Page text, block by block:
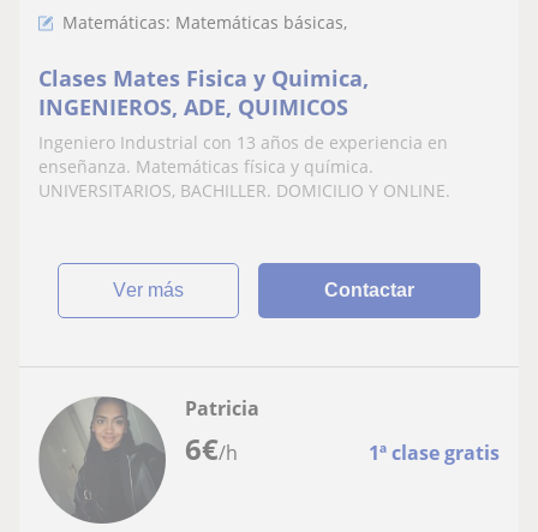
Matemáticas: Matemáticas básicas,
Clases Mates Fisica y Quimica,
INGENIEROS, ADE, QUIMICOS
Ingeniero Industrial con 13 años de experiencia en
enseñanza. Matemáticas física y química.
UNIVERSITARIOS, BACHILLER. DOMICILIO Y ONLINE.
ver más Contactar
6€/h 1ª clase gratis
Patricia